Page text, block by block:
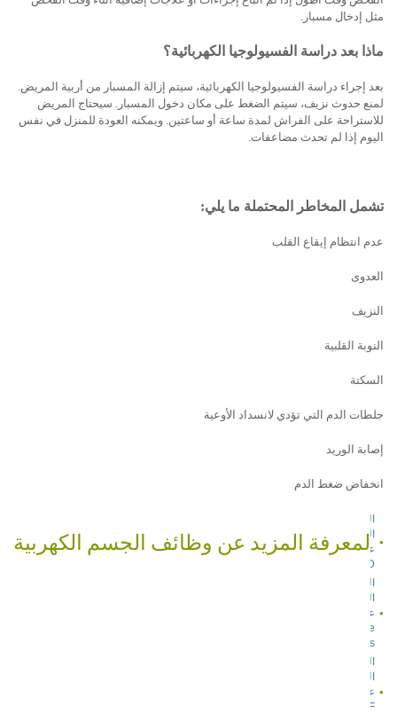
مثل إدخال مسبار.
ماذا بعد دراسة الفسيولوجيا الكهربائية؟
بعد إجراء دراسة الفسيولوجيا الكهربائية، سيتم إزالة المسبار من أربية المريض.
لمنع حدوث نزيف، سيتم الضغط على مكان دخول المسبار. سيحتاج المريض
للاستراحة على الفراش لمدة ساعة أو ساعتين. ويمكنه العودة للمنزل في نفس
اليوم إذا لم تحدث مضاعفات.
تشمل المخاطر المحتملة ما يلي:
عدم انتظام إيقاع القلب
العدوى
النزيف
النوبة القلبية
السكتة
جلطات الدم التي تؤدي لانسداد الأوعية
إصابة الوريد
انخفاض ضغط الدم
لمعرفة المزيد عن وظائف الجسم الكهربية
الفسيولوجيا
الكهربائية
على موقع
Web MD
الفسيولوجيا
الكهربائية
على موقع
Medline
Plus
الفسيولوجيا
الكهربائية
على موقع
UCSF